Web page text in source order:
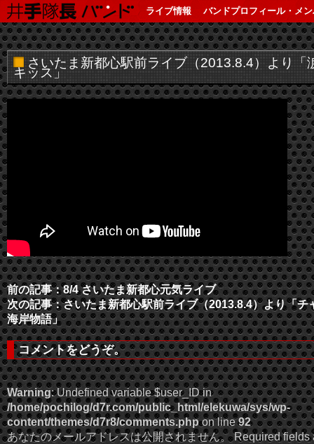
ライブ情報 バンドプロフィール・メ
さいたま新都心駅前ライブ（2013.8.4）より「
キッス」
前の記事：8/4 さいたま新都心元気ライブ
次の記事：さいたま新都心駅前ライブ（2013.8.4）より「チ
海岸物語」
コメントをどうぞ。
Warning: Undefined variable $user_ID in
/home/pochilog/d7r.com/public_html/elekuwa/sys/wp-
content/themes/d7r8/comments.phpon line92
あなたのメールアドレスは公開されません。 Required fields